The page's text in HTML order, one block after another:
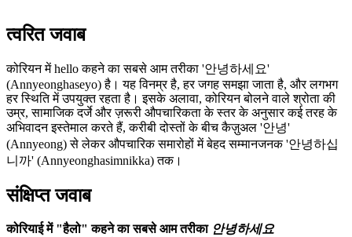
त्वरित जवाब
कोरियन में hello कहने का सबसे आम तरीका '안녕하세요'
(Annyeonghaseyo) है। यह विनम्र है, हर जगह समझा जाता है, और लगभग
हर स्थिति में उपयुक्त रहता है। इसके अलावा, कोरियन बोलने वाले श्रोता की
उम्र, सामाजिक दर्जे और ज़रूरी औपचारिकता के स्तर के अनुसार कई तरह के
अभिवादन इस्तेमाल करते हैं, करीबी दोस्तों के बीच कैज़ुअल '안녕'
(Annyeong) से लेकर औपचारिक समारोहों में बेहद सम्मानजनक '안녕하십
니까' (Annyeonghasimnikka) तक।
संक्षिप्त जवाब
कोरियाई में "हैलो" कहने का सबसे आम तरीका 안녕하세요